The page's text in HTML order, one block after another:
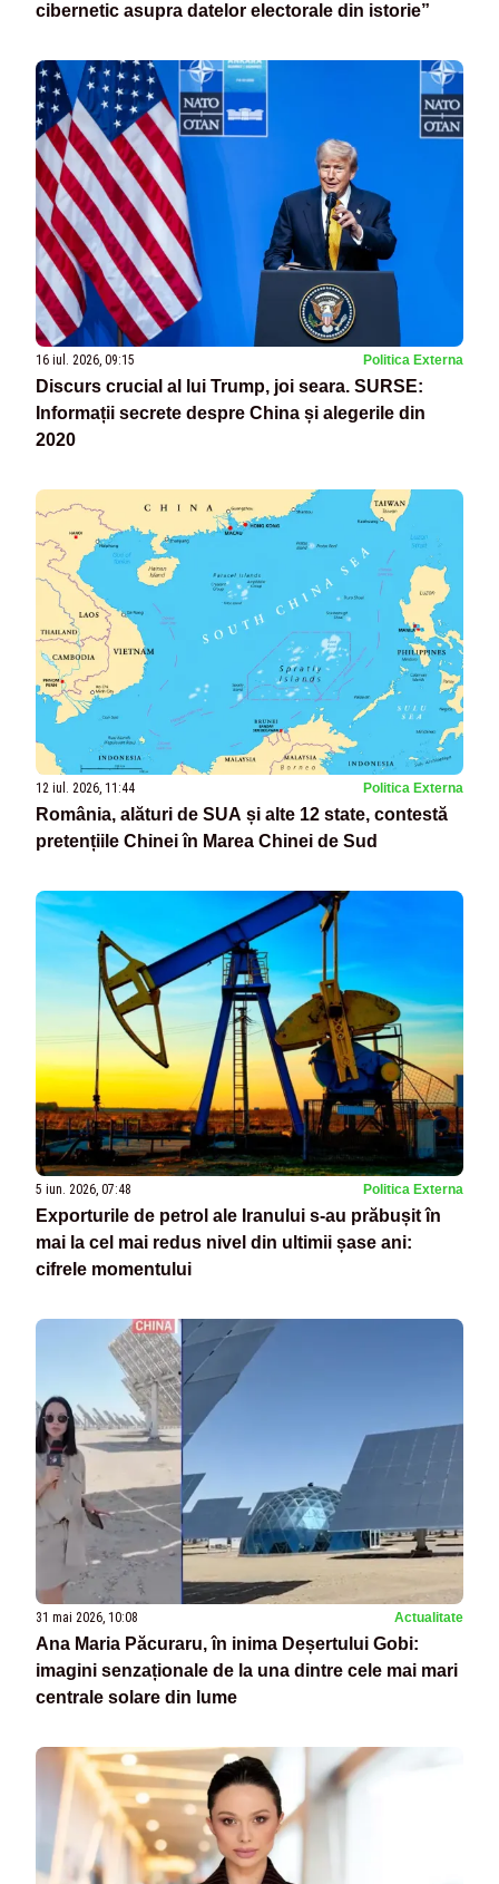
cibernetic asupra datelor electorale din istorie”
16 iul. 2026, 09:15 Politica Externa
Discurs crucial al lui Trump, joi seara. SURSE:
Informații secrete despre China și alegerile din
2020
12 iul. 2026, 11:44 Politica Externa
România, alături de SUA și alte 12 state, contestă
pretențiile Chinei în Marea Chinei de Sud
5 iun. 2026, 07:48 Politica Externa
Exporturile de petrol ale Iranului s-au prăbușit în
mai la cel mai redus nivel din ultimii șase ani:
cifrele momentului
31 mai 2026, 10:08 Actualitate
Ana Maria Păcuraru, în inima Deșertului Gobi:
imagini senzaționale de la una dintre cele mai mari
centrale solare din lume